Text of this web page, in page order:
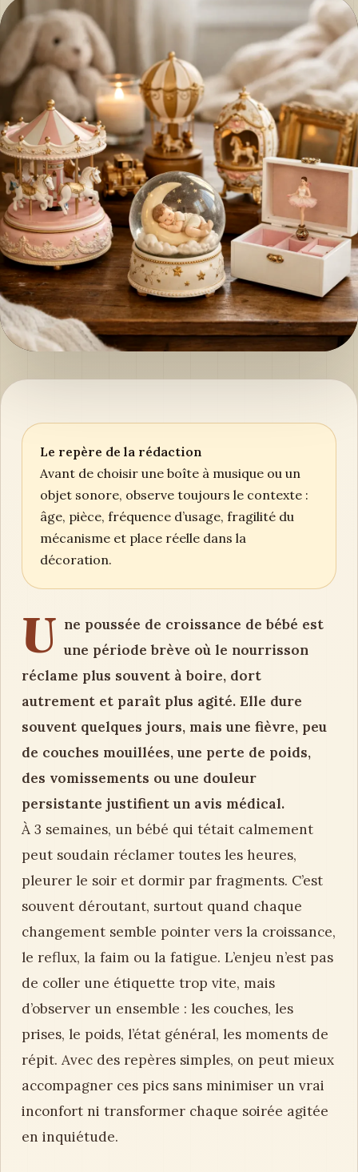
Le repère de la rédaction
Avant de choisir une boîte à musique ou un
objet sonore, observe toujours le contexte :
âge, pièce, fréquence d’usage, fragilité du
mécanisme et place réelle dans la
décoration.
U ne poussée de croissance de bébé est
une période brève où le nourrisson
réclame plus souvent à boire, dort
autrement et paraît plus agité. Elle dure
souvent quelques jours, mais une fièvre, peu
de couches mouillées, une perte de poids,
des vomissements ou une douleur
persistante justifient un avis médical.
À 3 semaines, un bébé qui tétait calmement
peut soudain réclamer toutes les heures,
pleurer le soir et dormir par fragments. C’est
souvent déroutant, surtout quand chaque
changement semble pointer vers la croissance,
le reflux, la faim ou la fatigue. L’enjeu n’est pas
de coller une étiquette trop vite, mais
d’observer un ensemble : les couches, les
prises, le poids, l’état général, les moments de
répit. Avec des repères simples, on peut mieux
accompagner ces pics sans minimiser un vrai
inconfort ni transformer chaque soirée agitée
en inquiétude.